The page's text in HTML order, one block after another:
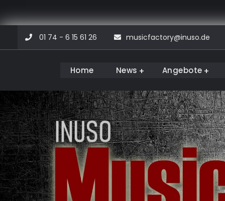
content
01 74 - 6 15 61 26 musicfactory@inuso.de
Musicfactory
Home News Angebote